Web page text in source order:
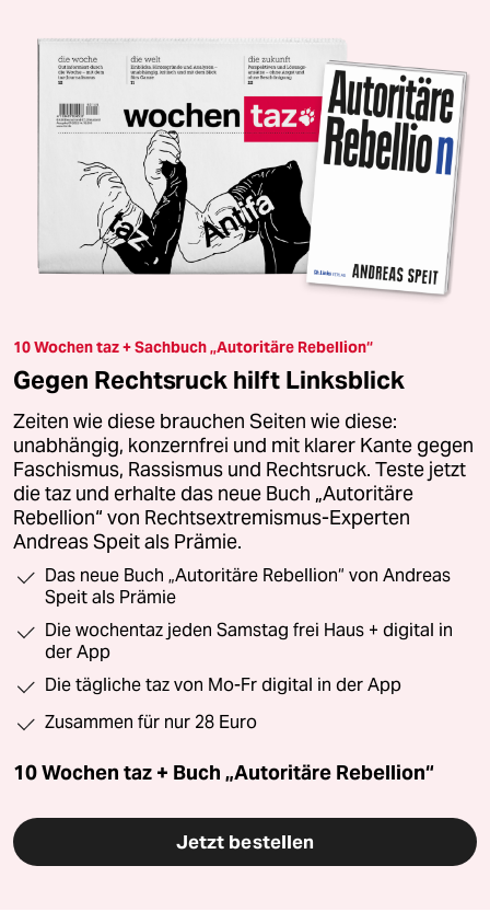
10 Wochen taz + Sachbuch „Autoritäre Rebellion“
Gegen Rechtsruck hilft Linksblick
Zeiten wie diese brauchen Seiten wie diese:
unabhängig, konzernfrei und mit klarer Kante gegen
Faschismus, Rassismus und Rechtsruck. Teste jetzt
die taz und erhalte das neue Buch „Autoritäre
Rebellion“ von Rechtsextremismus-Experten
Andreas Speit als Prämie.
Das neue Buch „Autoritäre Rebellion“ von Andreas
Speit als Prämie
Die wochentaz jeden Samstag frei Haus + digital in
der App
Die tägliche taz von Mo-Fr digital in der App
Zusammen für nur 28 Euro
10 Wochen taz + Buch „Autoritäre Rebellion“
Jetzt bestellen